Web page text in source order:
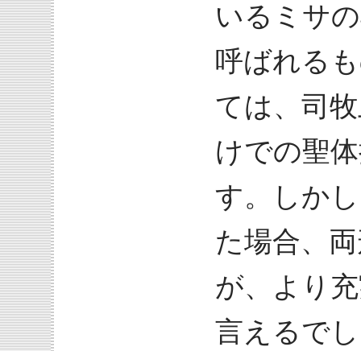
いるミサ
呼ばれる
ては、司
けでの聖
す。しか
た場合、
が、より
言えるで